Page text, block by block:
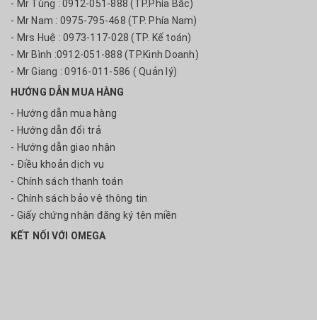
- Mr Tùng : 0912-051-888 (TP.Phía Bắc)
- Mr Nam : 0975-795-468 (TP. Phía Nam)
- Mrs Huệ : 0973-117-028 (TP. Kế toán)
- Mr Bình :0912-051-888 (TP.Kinh Doanh)
- Mr Giang : 0916-011-586 ( Quản lý)
HƯỚNG DẪN MUA HÀNG
- Hướng dẫn mua hàng
- Hướng dẫn đổi trả
- Hướng dẫn giao nhận
- Điều khoản dịch vụ
- Chính sách thanh toán
- Chính sách bảo vệ thông tin
- Giấy chứng nhận đăng ký tên miền
KẾT NỐI VỚI OMEGA